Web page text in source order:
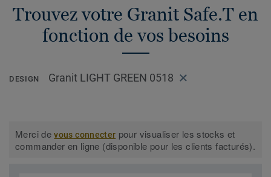
Trouvez votre Granit Safe.T en
fonction de vos besoins
DESIGN Granit LIGHT GREEN 0518
Merci devous connecter pour visualiser les stocks et
commander en ligne (disponible pour les clients facturés).